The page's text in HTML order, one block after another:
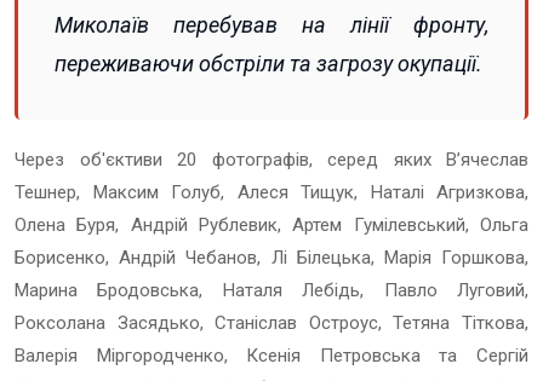
Миколаїв перебував на лінії фронту,
переживаючи обстріли та загрозу окупації.
Через об'єктиви 20 фотографів, серед яких В’ячеслав
Тешнер, Максим Голуб, Алеся Тищук, Наталі Агризкова,
Олена Буря, Андрій Рублевик, Артем Гумілевський, Ольга
Борисенко, Андрій Чебанов, Лі Білецька, Марія Горшкова,
Марина Бродовська, Наталя Лебідь, Павло Луговий,
Роксолана Засядько, Станіслав Остроус, Тетяна Тіткова,
Валерія Міргородченко, Ксенія Петровська та Сергій